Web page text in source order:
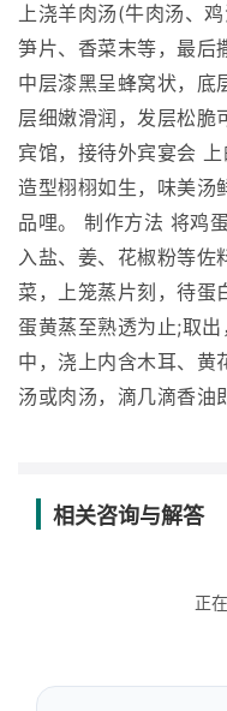
上浇羊肉汤(牛肉汤、
笋片、香菜末等，最后
中层漆黑呈蜂窝状，底
层细嫩滑润，发层松脆
宾馆，接待外宾宴会
造型栩栩如生，味美汤
品哩。 制作方法 将鸡
入盐、姜、花椒粉等佐
菜，上笼蒸片刻，待蛋
蛋黄蒸至熟透为止;取
中，浇上内含木耳、黄
汤或肉汤，滴几滴香油
相关咨询与解答
正